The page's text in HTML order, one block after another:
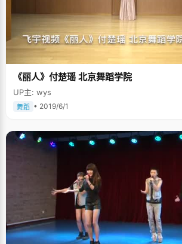
《丽人》付楚瑶 北京舞蹈学院
UP主: wys
舞蹈 • 2019/6/1